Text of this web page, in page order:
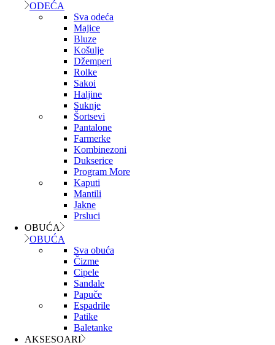
ODEĆA
Sva odeća
Majice
Bluze
Košulje
Džemperi
Rolke
Sakoi
Haljine
Suknje
Šortsevi
Pantalone
Farmerke
Kombinezoni
Dukserice
Program More
Kaputi
Mantili
Jakne
Prsluci
OBUĆA
OBUĆA
Sva obuća
Čizme
Cipele
Sandale
Papuče
Espadrile
Patike
Baletanke
AKSESOARI